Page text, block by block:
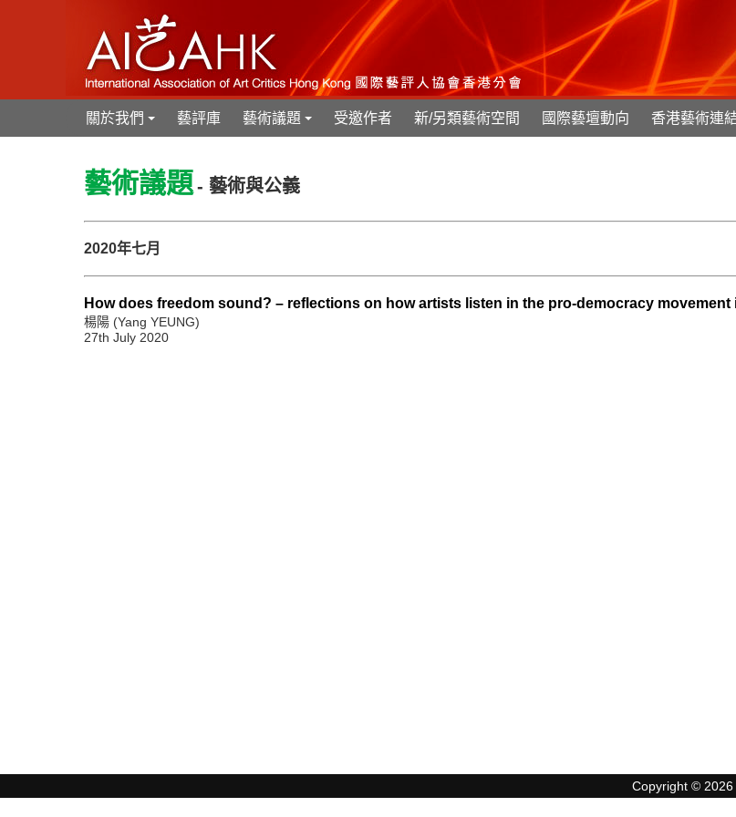
+
關於我們 藝評庫
+
藝術議題 受邀作者 新/另類藝術空間 國際藝壇動向 香港藝術連
藝術議題- 藝術與公義
2020年七月
How does freedom sound? – reflections on how artists listen in the pro-democracy movement
楊陽 (Yang YEUNG)
27th July 2020
Copyright © 2026